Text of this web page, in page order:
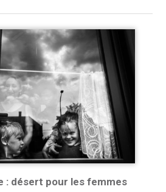
: désert pour les femmes